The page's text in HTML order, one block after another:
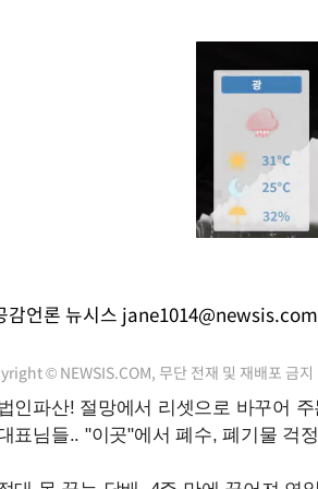
언론 뉴시스 jane1014@newsis.com
© NEWSIS.COM, 무단 전재 및 재배포 금지